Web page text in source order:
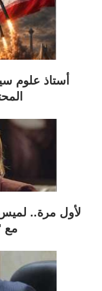
أستاذ علوم
لأول مرة..
مع